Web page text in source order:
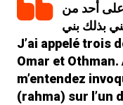
على أحد من
بذلك بني
J’ai appelé trois
Omar et
m’entendez
(rahma) sur l’un